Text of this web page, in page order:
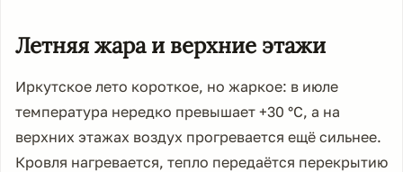
Летняя жара и верхние этажи
Иркутское лето короткое, но жаркое: в июле
температура нередко превышает +30 °C, а на
верхних этажах воздух прогревается ещё сильнее.
Кровля нагревается, тепло передаётся перекрытию